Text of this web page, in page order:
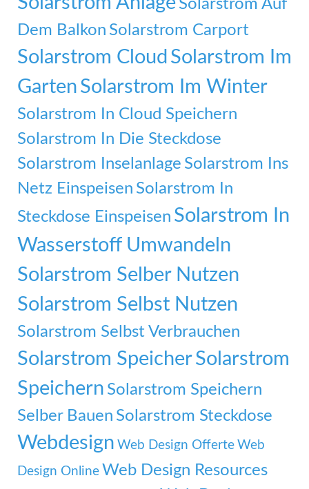
Solarstrom Auf
Dem Balkon Solarstrom Carport
Solarstrom Cloud Solarstrom Im
Garten Solarstrom Im Winter
Solarstrom In Cloud Speichern
Solarstrom In Die Steckdose
Solarstrom Inselanlage Solarstrom Ins
Netz Einspeisen Solarstrom In
Steckdose Einspeisen Solarstrom In
Wasserstoff Umwandeln
Solarstrom Selber Nutzen
Solarstrom Selbst Nutzen
Solarstrom Selbst Verbrauchen
Solarstrom SpeicherSolarstrom
Speichern Solarstrom Speichern
Selber Bauen Solarstrom Steckdose
Webdesign Web Design Offerte Web
Design Online Web Design Resources